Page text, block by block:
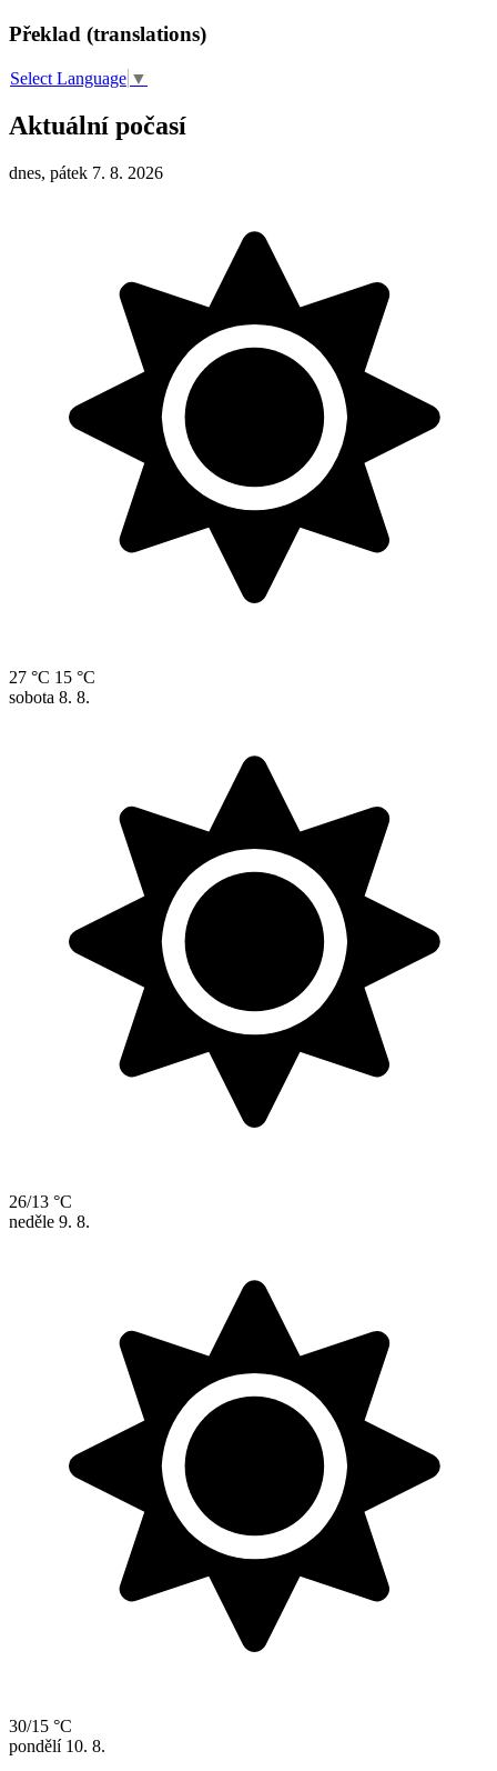
Překlad (translations)
Select Language ▼
Aktuální počasí
dnes, pátek 7. 8. 2026
27 °C 15 °C
sobota 8. 8.
26/13 °C
neděle 9. 8.
30/15 °C
pondělí 10. 8.